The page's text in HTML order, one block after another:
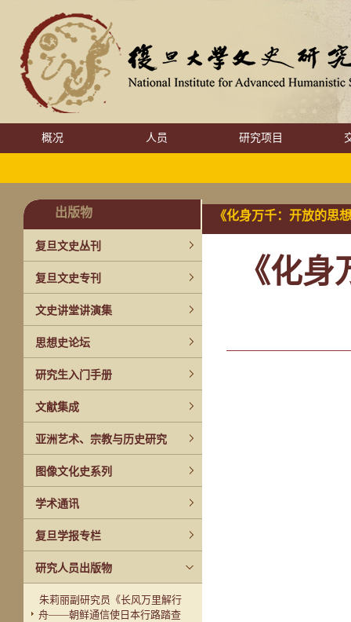
概况 人员 研究项目
出版物
复旦文史丛刊
复旦文史专刊
文史讲堂讲演集
思想史论坛
研究生入门手册
文献集成
亚洲艺术、宗教与历史研究
图像文化史系列
学术通讯
复旦学报专栏
研究人员出版物
朱莉丽副研究员《长风万里解行
舟——朝鲜通信使日本行路踏查
《化身万千：开放的思
《化